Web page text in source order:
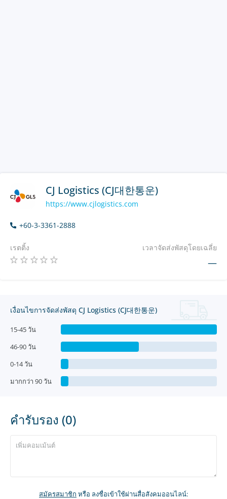
CJ Logistics (CJ대한통운)
https://www.cjlogistics.com
+60-3-3361-2888
เรตติ้ง เวลาจัดส่งพัสดุโดยเฉลี่ย
—
เงื่อนไขการจัดส่งพัสดุ CJ Logistics (CJ대한통운)
15-45 วัน
46-90 วัน
0-14 วัน
มากกว่า 90 วัน
คำรับรอง (0)
สมัครสมาชิก หรือ ลงชื่อเข้าใช้ผ่านสื่อสังคมออนไลน์: